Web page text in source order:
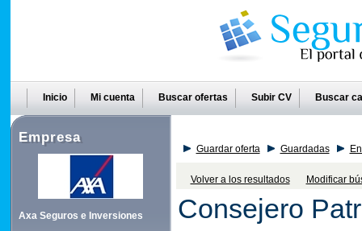
Inicio Mi cuenta Buscar ofertas Subir CV Buscar
Guardar oferta Guardadas
Volver a los resultados Modificar
Empresa
Axa Seguros e Inversiones Consejero